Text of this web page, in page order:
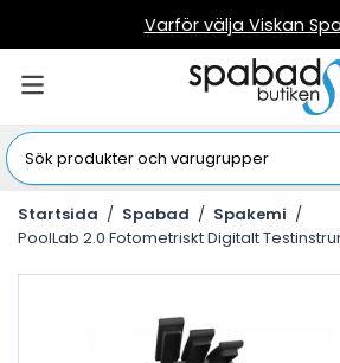
Varför välja Viskan
Startsida / Spabad / Spakemi /
PoolLab 2.0 Fotometriskt Digitalt